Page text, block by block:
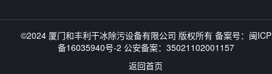
©2024 厦门和丰利干冰除污设备有限公司 版权所有 备案号： 闽ICP
备16035940号-2 公安备案： 35021102001157
返回首页